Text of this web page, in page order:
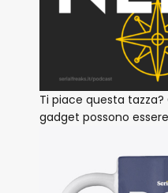
Ti piace questa
gadget possono